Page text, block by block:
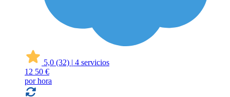
5,0 (32) | 4 servicios
12 50 €
por hora